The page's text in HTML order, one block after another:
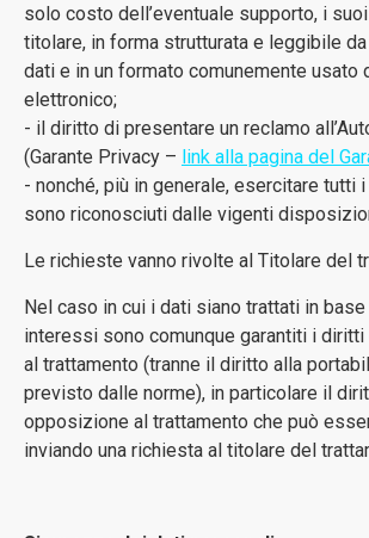
solo costo dell’eventuale supporto, i
titolare, in forma strutturata e leggibile
dati e in un formato comunemente usato
elettronico;
- il diritto di presentare un reclamo
(Garante Privacy – link alla pagina del
- nonché, più in generale, esercitare tutti
sono riconosciuti dalle vigenti
Le richieste vanno rivolte al Titolare del
Nel caso in cui i dati siano trattati in
interessi sono comunque garantiti i
al trattamento (tranne il diritto alla
previsto dalle norme), in particolare il
opposizione al trattamento che può
inviando una richiesta al titolare del